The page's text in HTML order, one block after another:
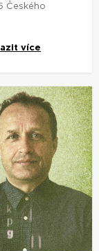
Českého
více